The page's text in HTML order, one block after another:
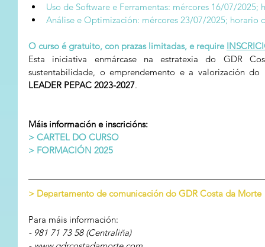
Uso de Software e Ferramentas: mércores 16/07/2025;
Análise e Optimización: mércores 23/07/2025; horario
O curso é gratuito, con prazas limitadas, e require
Esta iniciativa enmárcase na estratexia do GDR
sustentabilidade, o emprendemento e a valorización
LEADER PEPAC 2023-2027.
Máis información e inscricións:
> CARTEL DO CURSO
> FORMACIÓN 2025
> Departamento de comunicación do GDR Costa da Morte
Para máis información:
- 981 71 73 58 (Centraliña)